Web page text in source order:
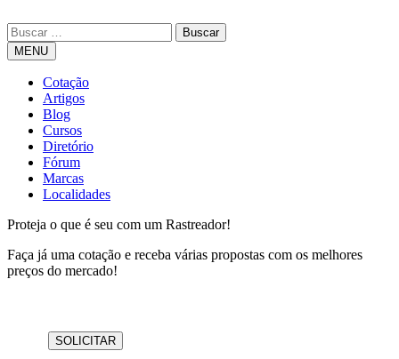
MENU
Cotação
Artigos
Blog
Cursos
Diretório
Fórum
Marcas
Localidades
Proteja o que é seu com um Rastreador!
Faça já uma cotação e receba várias propostas com os melhores
preços do mercado!